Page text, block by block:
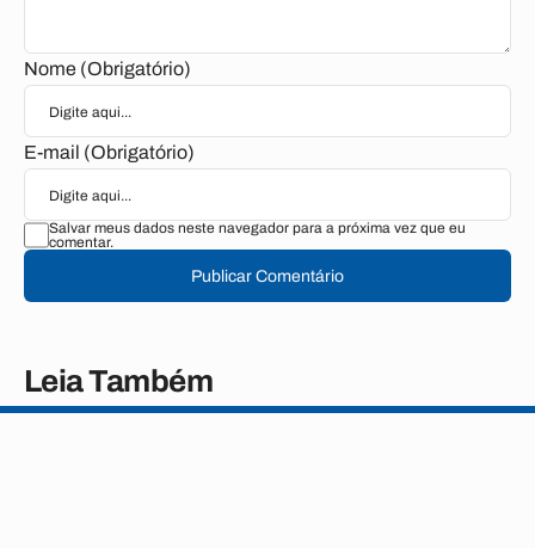
Nome (Obrigatório)
E-mail (Obrigatório)
Salvar meus dados neste navegador para a próxima vez que eu
comentar.
Publicar Comentário
Leia Também